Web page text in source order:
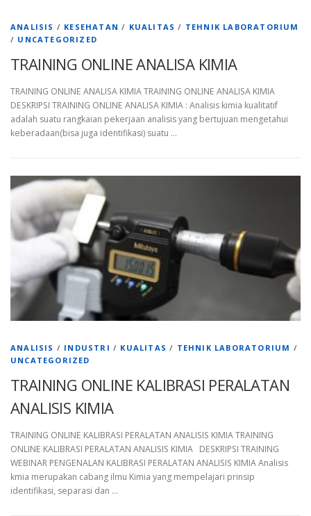
ANALISIS / KESEHATAN / KUALITAS / TEHNIK LABORATORIUM
/ UNCATEGORIZED
TRAINING ONLINE ANALISA KIMIA
TRAINING ONLINE ANALISA KIMIA TRAINING ONLINE ANALISA KIMIA
DESKRIPSI TRAINING ONLINE ANALISA KIMIA : Analisis kimia kualitatif
adalah suatu rangkaian pekerjaan analisis yang bertujuan mengetahui
keberadaan(bisa juga identifikasi) suatu …
ANALISIS / INDUSTRI / KUALITAS / TEHNIK LABORATORIUM /
UNCATEGORIZED
TRAINING ONLINE KALIBRASI PERALATAN
ANALISIS KIMIA
TRAINING ONLINE KALIBRASI PERALATAN ANALISIS KIMIA TRAINING
ONLINE KALIBRASI PERALATAN ANALISIS KIMIA DESKRIPSI TRAINING
WEBINAR PENGENALAN KALIBRASI PERALATAN ANALISIS KIMIA Analisis
kmia merupakan cabang ilmu Kimia yang mempelajari prinsip
identifikasi, separasi dan …